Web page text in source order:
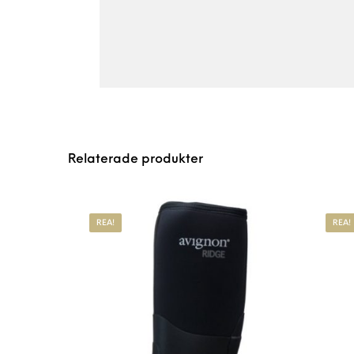
Relaterade produkter
REA! REA!